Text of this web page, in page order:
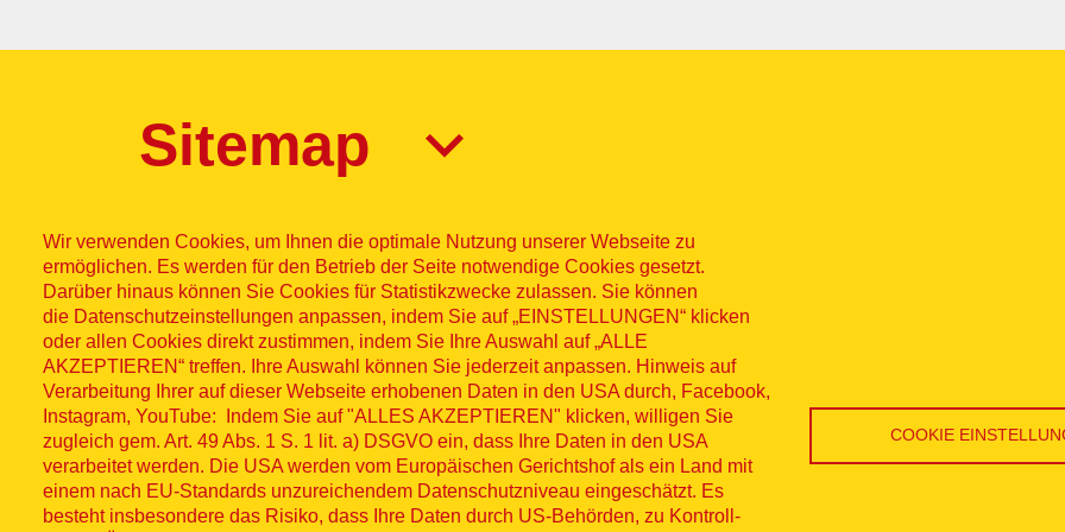
Wir verwenden Cookies, um Ihnen die optimale Nutzung unserer Webseite zu
ermöglichen. Es werden für den Betrieb der Seite notwendige Cookies gesetzt.
Darüber hinaus können Sie Cookies für Statistikzwecke zulassen. Sie können
die Datenschutzeinstellungen anpassen, indem Sie auf „EINSTELLUNGEN“ klicken
oder allen Cookies direkt zustimmen, indem Sie Ihre Auswahl auf „ALLE
AKZEPTIEREN“ treffen. Ihre Auswahl können Sie jederzeit anpassen. Hinweis auf
Verarbeitung Ihrer auf dieser Webseite erhobenen Daten in den USA durch, Facebook,
Instagram, YouTube: Indem Sie auf "ALLES AKZEPTIEREN" klicken, willigen Sie
zugleich gem. Art. 49 Abs. 1 S. 1 lit. a) DSGVO ein, dass Ihre Daten in den USA
verarbeitet werden. Die USA werden vom Europäischen Gerichtshof als ein Land mit
einem nach EU-Standards unzureichendem Datenschutzniveau eingeschätzt. Es
besteht insbesondere das Risiko, dass Ihre Daten durch US-Behörden, zu Kontroll-
COOKIE
Sitemap
© ASB
2026
Fußzeilenmenü
Impressum Datenschutz
Widerruf
Social Media